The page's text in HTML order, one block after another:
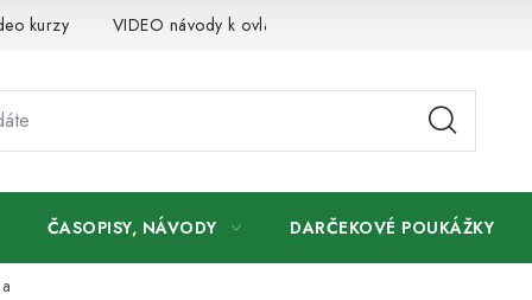
kurzy VIDEO návody k ovládaniu e-shopu
ČASOPISY, NÁVODY DARČEKOVÉ POUKÁŽKY